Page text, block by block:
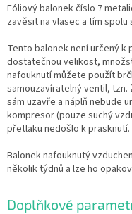
Fóliový balonek číslo 7
zavěsit na vlasec a tím
Tento balonek není určený k
dostatečnou velikost,
nafouknutí můžete použít
samouzavíratelný ventil,
sám uzavře a náplň nebude
kompresor (pouze suchý
přetlaku nedošlo k prasknutí.
Balonek nafouknutý
několik týdnů a lze ho
Doplňkové